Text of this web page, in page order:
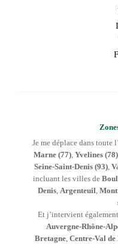
Je me déplace dans toute l’
Marne (77) Yvelines (78)
Seine-Saint-Denis (93),
incluant les villes de
Denis, Argenteuil
Et j’intervient
Auvergne-Rhône-
Bretagne, Centre-Val